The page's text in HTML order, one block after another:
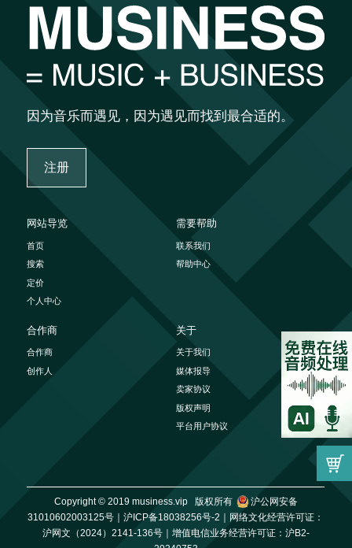
因为音乐而遇见，因为遇见而找到最合适的。
注册
网站导览
首页
搜索
定价
个人中心
需要帮助
联系我们
帮助中心
合作商
合作商
创作人
关于
关于我们
媒体报导
卖家协议
版权声明
平台用户协议
Copyright © 2019 musiness.vip 版权所有
沪公网安备
31010602003125号｜ 沪ICP备18038256号-2｜
网络文化经营许可证：
沪网文（2024）2141-136号｜ 增值电信业务经营许可证：沪B2-